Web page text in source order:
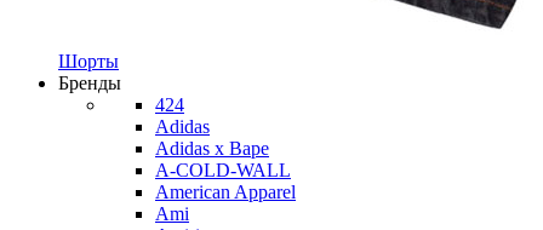
Шорты
Бренды
424
Adidas
Adidas x Bape
A-COLD-WALL
American Apparel
Ami